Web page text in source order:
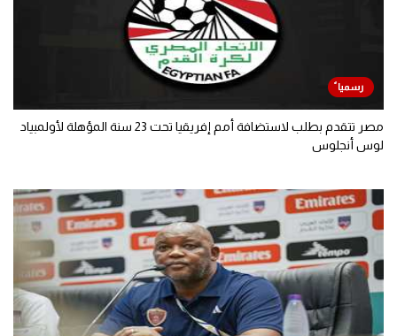
مصر تتقدم بطلب لاستضافة أمم إفريقيا تحت 23 سنة المؤهلة لأولمبياد
لوس أنجلوس